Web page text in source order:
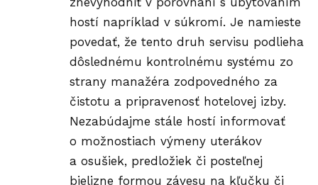
hostí napríklad v súkromí. Je namieste
povedať, že tento druh servisu podlieha
dôslednému kontrolnému systému zo
strany manažéra zodpovedného za
čistotu a pripravenosť hotelovej izby.
Nezabúdajme stále hostí informovať
o možnostiach výmeny uterákov
a osušiek, predložiek či posteľnej
bielizne formou závesu na kľučku či